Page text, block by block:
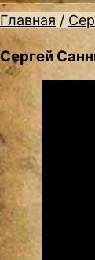
Главная /
Сергей